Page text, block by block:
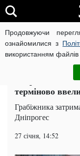
Продовжуючи
ознайомилися з
використанням файлів
ВІЙНА РОСІЇ
Озброєні
терміново
Грабіжника
Дніпрогес
27 січня, 14:52